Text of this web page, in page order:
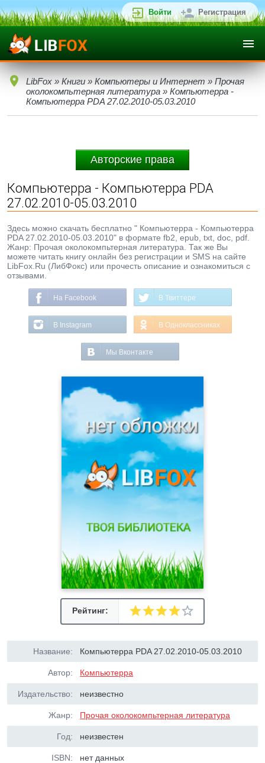
Войти Регистрация
LibFox » Книги » Компьютеры и Интернет » Прочая
околокомпьтерная литература » Компьютерра -
Компьютерра PDA 27.02.2010-05.03.2010
Авторские права
Компьютерра - Компьютерра PDA
27.02.2010-05.03.2010
Здесь можно скачать бесплатно " Компьютерра - Компьютерра
PDA 27.02.2010-05.03.2010" в формате fb2, epub, txt, doc, pdf.
Жанр: Прочая околокомпьтерная литература. Так же Вы
можете читать книгу онлайн без регистрации и SMS на сайте
LibFox.Ru (ЛибФокс) или прочесть описание и ознакомиться с
отзывами.
На Facebook В Твиттере
В Instagram В Одноклассниках
Мы Вконтакте
Рейтинг:
Название: Компьютерра PDA 27.02.2010-05.03.2010
Автор: Компьютерра
Издательство: неизвестно
Жанр: Прочая околокомпьтерная литература
Год: неизвестен
ISBN: нет данных